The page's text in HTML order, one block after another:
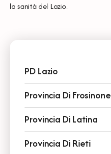
la sanità del Lazio.
PD Lazio
Provincia Di Frosinone
Provincia Di Latina
Provincia Di Rieti